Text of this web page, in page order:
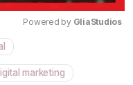
Powered by GliaStudios
marketing